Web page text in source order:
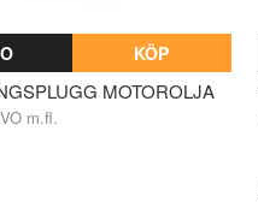
KÖP
MOTOROLJA
m.fl.